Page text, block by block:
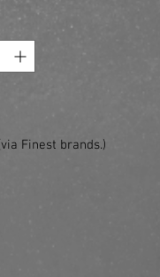
Finest brands.)